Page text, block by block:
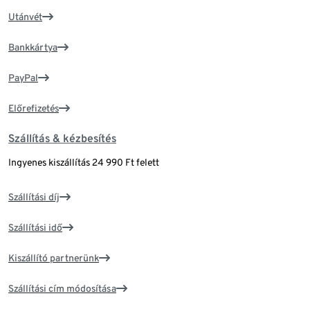
Utánvét
Bankkártya
PayPal
Előrefizetés
Szállítás & kézbesítés
Ingyenes kiszállítás 24 990 Ft felett
Szállítási díj
Szállítási idő
Kiszállító partnerünk
Szállítási cím módosítása